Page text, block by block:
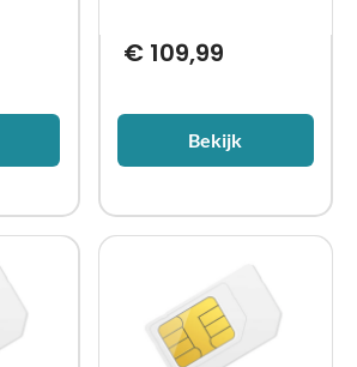
€ 109,99
Bekijk